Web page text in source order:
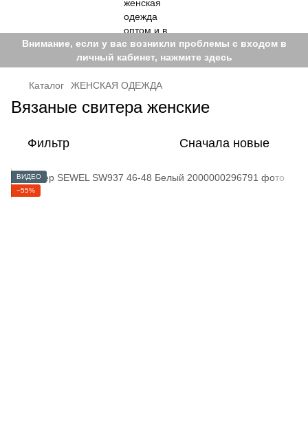
Внимание, если у вас возникли проблемы с входом в
личный кабинет, нажмите здесь
Каталог ЖЕНСКАЯ ОДЕЖДА
Вязаные свитера женские
Фильтр Сначала новые
ВИДЕО
−55%